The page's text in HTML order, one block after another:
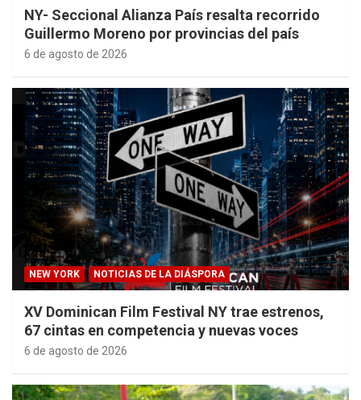
NY- Seccional Alianza País resalta recorrido
Guillermo Moreno por provincias del país
6 de agosto de 2026
NEW YORK NOTICIAS DE LA DIÁSPORA
XV Dominican Film Festival NY trae estrenos,
67 cintas en competencia y nuevas voces
6 de agosto de 2026